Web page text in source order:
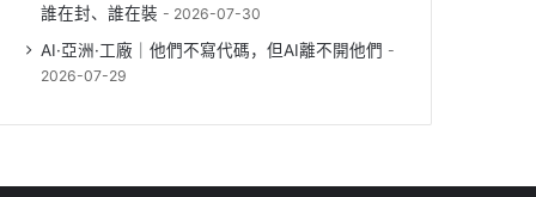
誰在封、誰在裝
2026-07-30
AI·亞洲·工廠｜他們不寫代碼，但AI離不開他們
2026-07-29